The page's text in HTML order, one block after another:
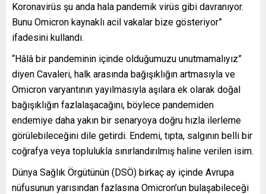
Koronavirüs şu anda hala pandemik virüs gibi davranıyor.
Bunu Omicron kaynaklı acil vakalar bize gösteriyor”
ifadesini kullandı.
“Hâlâ bir pandeminin içinde olduğumuzu unutmamalıyız”
diyen Cavaleri, halk arasında bağışıklığın artmasıyla ve
Omicron varyantının yayılmasıyla aşılara ek olarak doğal
bağışıklığın fazlalaşacağını, böylece pandemiden
endemiye daha yakın bir senaryoya doğru hızla ilerleme
görülebileceğini dile getirdi. Endemi, tıpta, salgının belli bir
coğrafya veya toplulukla sınırlandırılmış haline verilen isim.
Dünya Sağlık Örgütünün (DSÖ) birkaç ay içinde Avrupa
nüfusunun yarısından fazlasına Omicron’un bulaşabileceği